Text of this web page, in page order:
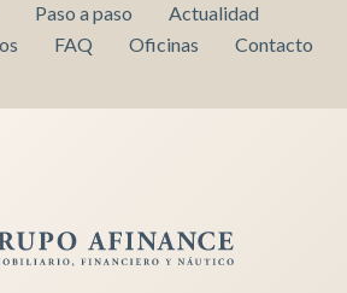
Paso a paso
Actualidad
FAQ Oficinas Contacto